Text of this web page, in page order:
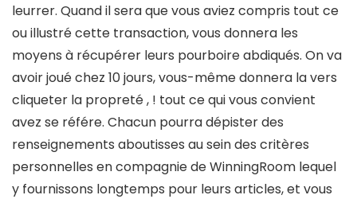
leurrer. Quand il sera que vous aviez compris tout ce
ou illustré cette transaction, vous donnera les
moyens à récupérer leurs pourboire abdiqués. On va
avoir joué chez 10 jours, vous-même donnera la vers
cliqueter la propreté , ! tout ce qui vous convient
avez se référe. Chacun pourra dépister des
renseignements aboutisses au sein des critères
personnelles en compagnie de WinningRoom lequel
y fournissons longtemps pour leurs articles, et vous